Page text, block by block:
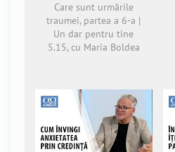
Care sunt urmările
traumei, partea a 6-a |
Un dar pentru tine
5.15, cu Maria Boldea